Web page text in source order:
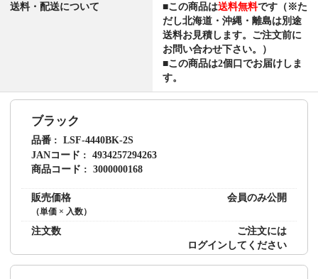
送料・配送について ■この商品は送料無料です（※た
だし北海道・沖縄・離島は別途
送料お見積します。ご注文前に
お問い合わせ下さい。）
■この商品は2個口でお届けしま
す。
ブラック
品番
LSF-4440BK-2S
JANコード
4934257294263
商品コード
3000000168
販売価格
（単価 × 入数）
会員のみ公開
注文数
ご注文には
ログインしてください